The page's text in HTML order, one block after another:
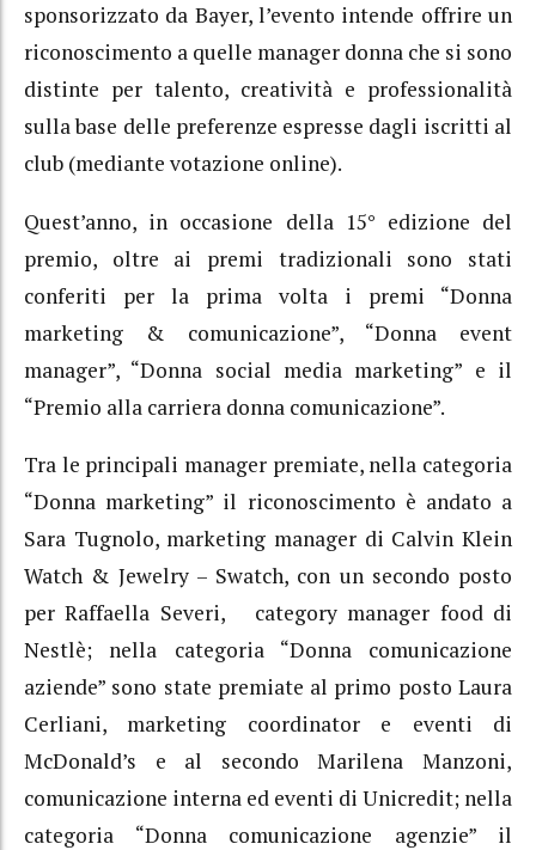
sponsorizzato da Bayer, l’evento intende offrire un
riconoscimento a quelle manager donna che si sono
distinte per talento, creatività e professionalità
sulla base delle preferenze espresse dagli iscritti al
club (mediante votazione online).
Quest’anno, in occasione della 15° edizione del
premio, oltre ai premi tradizionali sono stati
conferiti per la prima volta i premi “Donna
marketing & comunicazione”, “Donna event
manager”, “Donna social media marketing” e il
“Premio alla carriera donna comunicazione”.
Tra le principali manager premiate, nella categoria
“Donna marketing” il riconoscimento è andato a
Sara Tugnolo, marketing manager di Calvin Klein
Watch & Jewelry – Swatch, con un secondo posto
per Raffaella Severi, category manager food di
Nestlè; nella categoria “Donna comunicazione
aziende” sono state premiate al primo posto Laura
Cerliani, marketing coordinator e eventi di
McDonald’s e al secondo Marilena Manzoni,
comunicazione interna ed eventi di Unicredit; nella
categoria “Donna comunicazione agenzie” il